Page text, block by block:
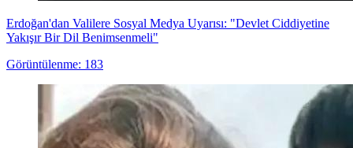
Erdoğan'dan Valilere Sosyal Medya Uyarısı: "Devlet Ciddiyetine
Yakışır Bir Dil Benimsenmeli"
Görüntülenme: 183